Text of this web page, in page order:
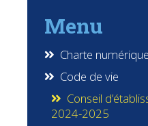
Menu
Charte numérique
Code de vie
Conseil
2024-2025